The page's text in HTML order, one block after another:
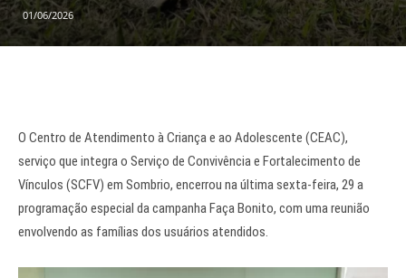
01/06/2026
O Centro de Atendimento à Criança e ao Adolescente (CEAC),
serviço que integra o Serviço de Convivência e Fortalecimento de
Vínculos (SCFV) em Sombrio, encerrou na última sexta-feira, 29 a
programação especial da campanha Faça Bonito, com uma reunião
envolvendo as famílias dos usuários atendidos.